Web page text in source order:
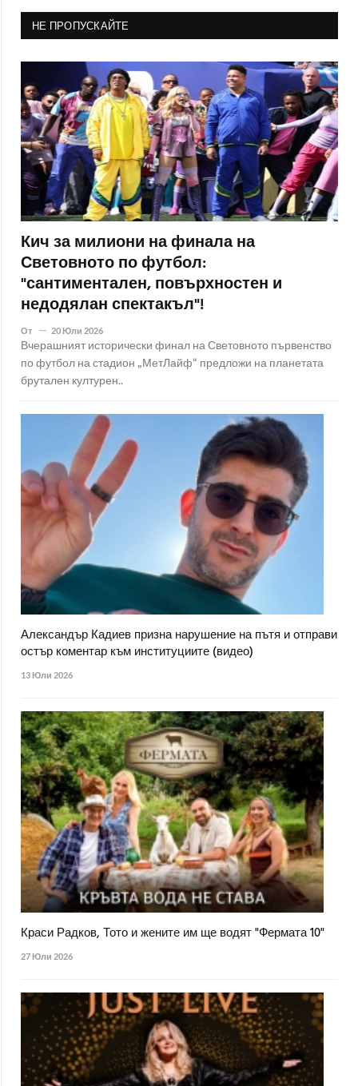
НЕ ПРОПУСКАЙТЕ
Кич за милиони на финала на
Световното по футбол:
"сантиментален, повърхностен и
недодялан спектакъл"!
От 20 Юли 2026
Вчерашният исторически финал на Световното първенство
по футбол на стадион „МетЛайф“ предложи на планетата
брутален културен..
Александър Кадиев призна нарушение на пътя и отправи
остър коментар към институциите (видео)
13 Юли 2026
Краси Радков, Тото и жените им ще водят "Фермата 10"
27 Юли 2026